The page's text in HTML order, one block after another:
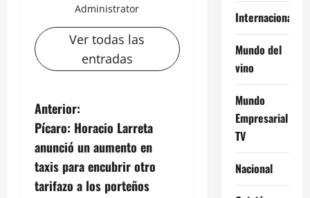
Administrator
Ver todas las
entradas
N
a
v
Anterior:
Pícaro: Horacio Larreta
anunció un aumento en
taxis para encubrir otro
tarifazo a los porteños
Internacional
Mundo del
vino
Mundo
Empresarial
TV
Nacional